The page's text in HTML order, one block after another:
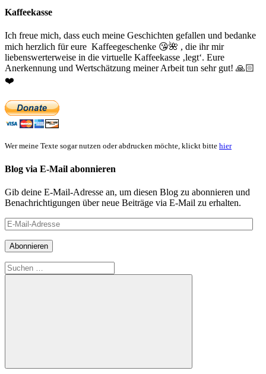
Kaffeekasse
Ich freue mich, dass euch meine Geschichten gefallen und bedanke
mich herzlich für eure Kaffeegeschenke 😘🌺 , die ihr mir
liebenswerterweise in die virtuelle Kaffeekasse ‚legt‘. Eure
Anerkennung und Wertschätzung meiner Arbeit tun sehr gut! 🙏🏻
❤️
Wer meine Texte sogar nutzen oder abdrucken möchte, klickt bitte hier
Blog via E-Mail abonnieren
Gib deine E-Mail-Adresse an, um diesen Blog zu abonnieren und
Benachrichtigungen über neue Beiträge via E-Mail zu erhalten.
E-
Mail-
Adresse
Abonnieren
Suchen
nach:
Suchen